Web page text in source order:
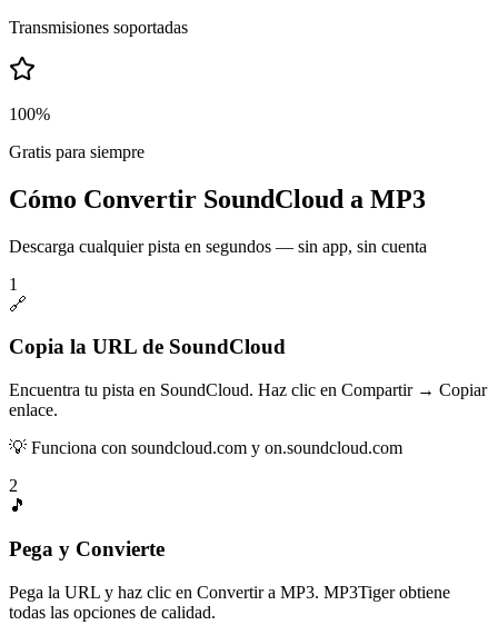
Transmisiones soportadas
100%
Gratis para siempre
Cómo Convertir SoundCloud a MP3
Descarga cualquier pista en segundos — sin app, sin cuenta
1
🔗
Copia la URL de SoundCloud
Encuentra tu pista en SoundCloud. Haz clic en Compartir → Copiar
enlace.
💡 Funciona con soundcloud.com y on.soundcloud.com
2
🎵
Pega y Convierte
Pega la URL y haz clic en Convertir a MP3. MP3Tiger obtiene
todas las opciones de calidad.